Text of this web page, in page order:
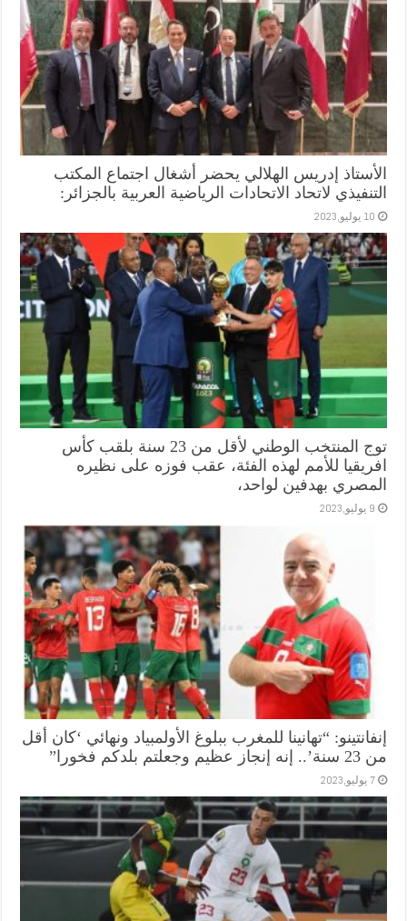
الأستاذ إدريس الهلالي يحضر أشغال اجتماع المكتب
التنفيذي لاتحاد الاتحادات الرياضية العربية بالجزائر:
10 يوليو,2023
توج المنتخب الوطني لأقل من 23 سنة بلقب كأس
افريقيا للأمم لهذه الفئة، عقب فوزه على نظيره
المصري بهدفين لواحد،
9 يوليو,2023
إنفانتينو: “تهانينا للمغرب ببلوغ الأولمبياد ونهائي ‘كان أقل
من 23 سنة’.. إنه إنجاز عظيم وجعلتم بلدكم فخورا”
7 يوليو,2023